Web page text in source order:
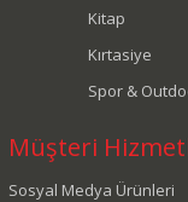
Kitap
Kırtasiye
Spor &
Müşteri
Sosyal Medya Ürünleri